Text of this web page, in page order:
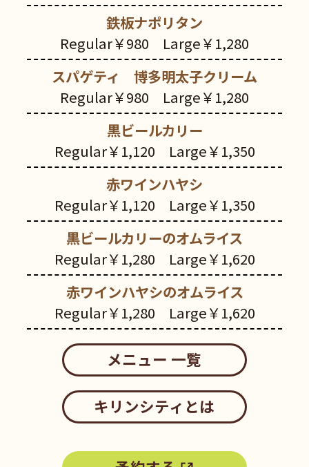
鉄板ナポリタン
Regular￥980 Large￥1,280
スパゲティ 博多明太子クリーム
Regular￥980 Large￥1,280
黒ビールカリー
Regular￥1,120 Large￥1,350
赤ワインハヤシ
Regular￥1,120 Large￥1,350
黒ビールカリーのオムライス
Regular￥1,280 Large￥1,620
赤ワインハヤシのオムライス
Regular￥1,280 Large￥1,620
メニュー 一覧
キリンシティとは